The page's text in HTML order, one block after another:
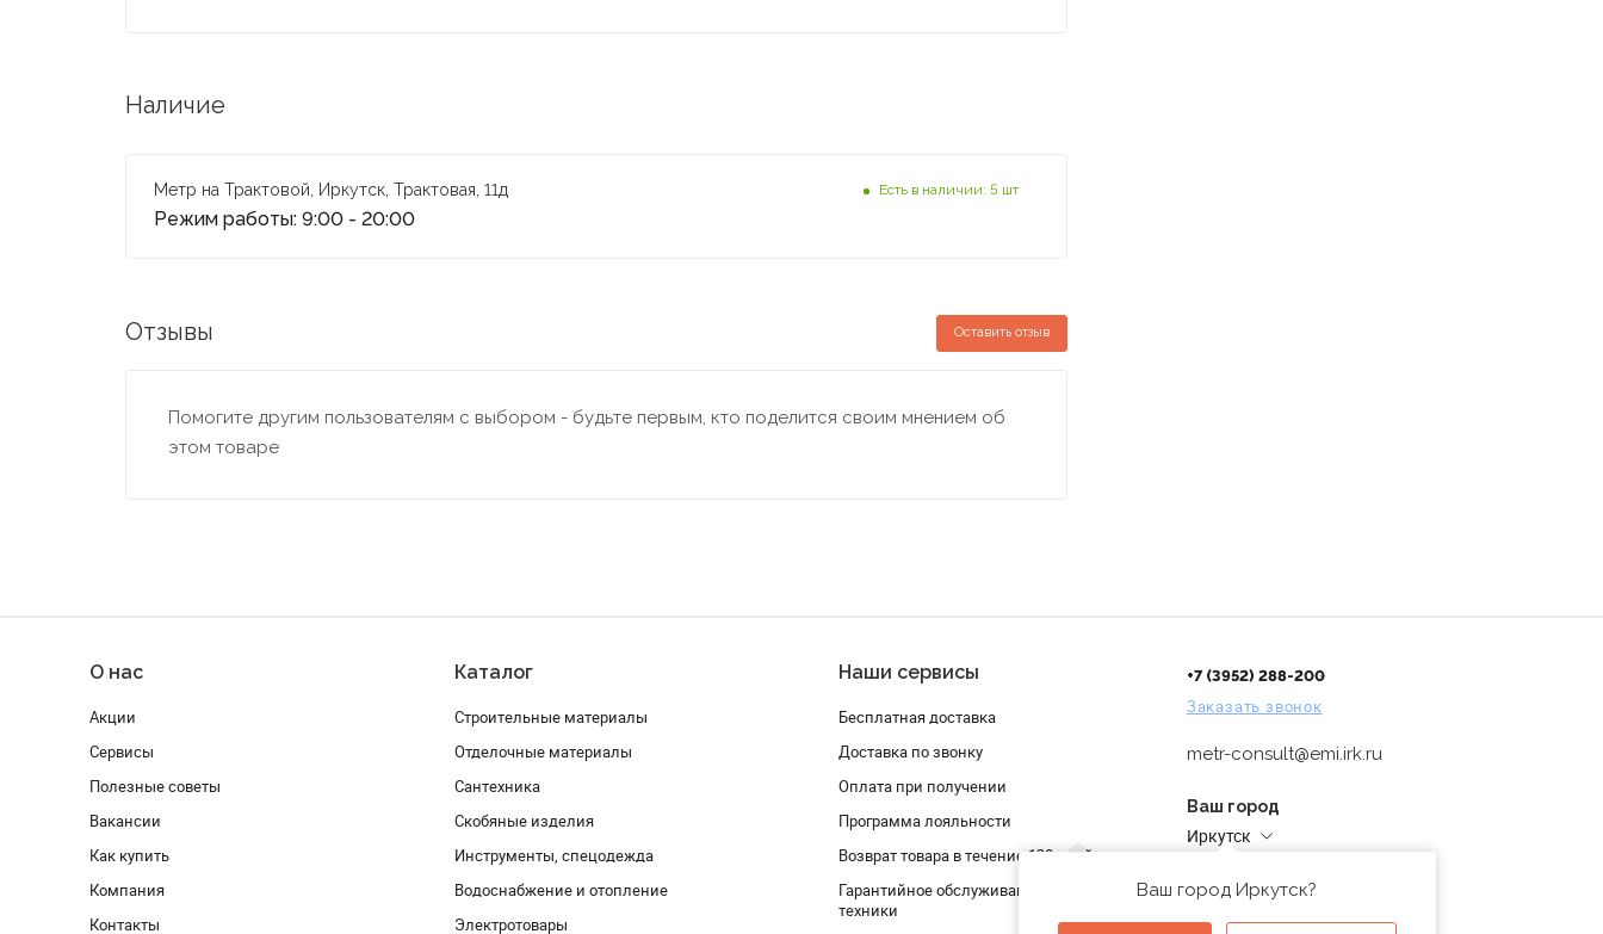
Наличие
Метр на Трактовой, Иркутск, Трактовая, 11д
Режим работы: 9:00 - 20:00
Есть в наличии: 5 шт
Отзывы Оставить отзыв
Помогите другим пользователям с выбором - будьте первым, кто поделится своим мнением об
этом товаре
О нас
Акции
Сервисы
Полезные советы
Вакансии
Как купить
Компания
Контакты
Каталог
Строительные материалы
Отделочные материалы
Сантехника
Скобяные изделия
Инструменты, спецодежда
Водоснабжение и отопление
Электротовары
Наши сервисы
Бесплатная доставка
Доставка по звонку
Оплата при получении
Программа лояльности
Возврат товара в течение 120 дней
Гарантийное обслуживание и проверка
техники
+7 (3952) 288-200
Заказать звонок
metr-consult@emi.irk.ru
Ваш город
Иркутск
Ваш город Иркутск?